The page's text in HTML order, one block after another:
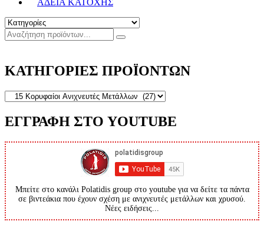
ΚΑΤΗΓΟΡΙΕΣ ΠΡΟΪΟΝΤΩΝ
ΕΓΓΡΑΦΗ ΣΤΟ YOUTUBE
Μπείτε στο κανάλι Polatidis group στο youtube για να δείτε τα πάντα
σε βιντεάκια που έχουν σχέση με ανιχνευτές μετάλλων και χρυσού.
Νέες ειδήσεις...